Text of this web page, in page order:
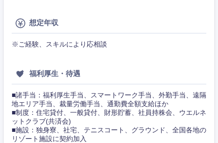
想定年収
※ご経験、スキルにより応相談
福利厚生・待遇
■諸手当：福利厚生手当、スマートワーク手当、外勤手当、遠隔
地エリア手当、裁量労働手当、通勤費全額支給ほか
■制度：住宅貸付、一般貸付、財形貯蓄、社員持株会、ウエルネ
ットクラブ(共済会)
■施設：独身寮、社宅、テニスコート、グラウンド、全国各地の
リゾート施設に契約加入
その他